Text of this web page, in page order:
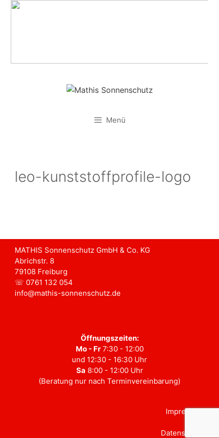
Zum
Menü
leo-kunststoffprofile-logo
MATHIS Sonnenschutz GmbH & Co. KG
Abrichstr. 8
79108 Freiburg
☏ 0761 132 054
info@mathis-sonnenschutz.de
Öffnungszeiten:
Mo - Fr7:30 - 12:00
und 12:30 - 16:30 Uhr
Sa 8:00 - 12:00 Uhr
(Beratung nur nach Terminvereinbarung)
Impressum
Datenschutz